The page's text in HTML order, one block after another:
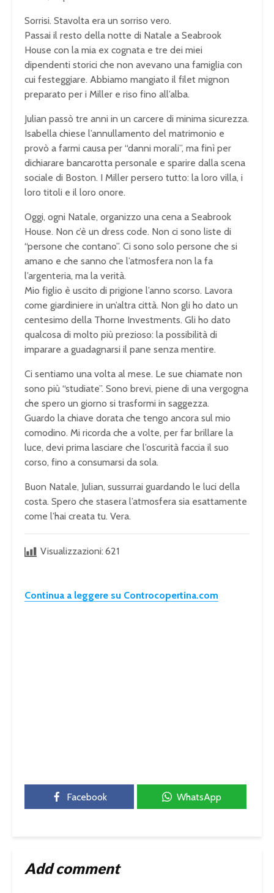
Sorrisi. Stavolta era un sorriso vero.
Passai il resto della notte di Natale a Seabrook
House con la mia ex cognata e tre dei miei
dipendenti storici che non avevano una famiglia con
cui festeggiare. Abbiamo mangiato il filet mignon
preparato per i Miller e riso fino all’alba.
Julian passò tre anni in un carcere di minima sicurezza.
Isabella chiese l’annullamento del matrimonio e
provò a farmi causa per “danni morali”, ma finì per
dichiarare bancarotta personale e sparire dalla scena
sociale di Boston. I Miller persero tutto: la loro villa, i
loro titoli e il loro onore.
Oggi, ogni Natale, organizzo una cena a Seabrook
House. Non c’è un dress code. Non ci sono liste di
“persone che contano”. Ci sono solo persone che si
amano e che sanno che l’atmosfera non la fa
l’argenteria, ma la verità.
Mio figlio è uscito di prigione l’anno scorso. Lavora
come giardiniere in un’altra città. Non gli ho dato un
centesimo della Thorne Investments. Gli ho dato
qualcosa di molto più prezioso: la possibilità di
imparare a guadagnarsi il pane senza mentire.
Ci sentiamo una volta al mese. Le sue chiamate non
sono più “studiate”. Sono brevi, piene di una vergogna
che spero un giorno si trasformi in saggezza.
Guardo la chiave dorata che tengo ancora sul mio
comodino. Mi ricorda che a volte, per far brillare la
luce, devi prima lasciare che l’oscurità faccia il suo
corso, fino a consumarsi da sola.
Buon Natale, Julian, sussurrai guardando le luci della
costa. Spero che stasera l’atmosfera sia esattamente
come l’hai creata tu. Vera.
Visualizzazioni: 621
Continua a leggere su Controcopertina.com
Facebook WhatsApp
Add comment